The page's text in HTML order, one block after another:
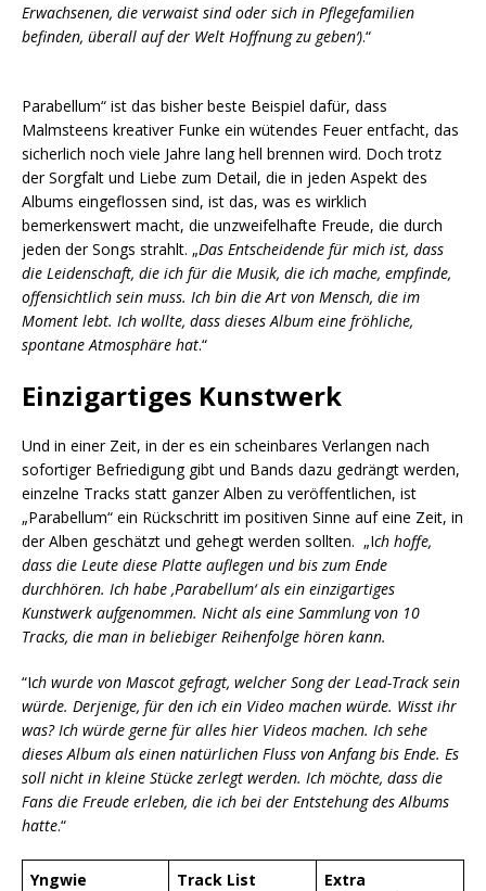
Erwachsenen, die verwaist sind oder sich in Pflegefamilien
befinden, überall auf der Welt Hoffnung zu geben‘).“
Parabellum“ ist das bisher beste Beispiel dafür, dass
Malmsteens kreativer Funke ein wütendes Feuer entfacht, das
sicherlich noch viele Jahre lang hell brennen wird. Doch trotz
der Sorgfalt und Liebe zum Detail, die in jeden Aspekt des
Albums eingeflossen sind, ist das, was es wirklich
bemerkenswert macht, die unzweifelhafte Freude, die durch
jeden der Songs strahlt. „Das Entscheidende für mich ist, dass
die Leidenschaft, die ich für die Musik, die ich mache, empfinde,
offensichtlich sein muss. Ich bin die Art von Mensch, die im
Moment lebt. Ich wollte, dass dieses Album eine fröhliche,
spontane Atmosphäre hat.“
Einzigartiges Kunstwerk
Und in einer Zeit, in der es ein scheinbares Verlangen nach
sofortiger Befriedigung gibt und Bands dazu gedrängt werden,
einzelne Tracks statt ganzer Alben zu veröffentlichen, ist
„Parabellum“ ein Rückschritt im positiven Sinne auf eine Zeit, in
der Alben geschätzt und gehegt werden sollten. „Ich hoffe,
dass die Leute diese Platte auflegen und bis zum Ende
durchhören. Ich habe ‚Parabellum‘ als ein einzigartiges
Kunstwerk aufgenommen. Nicht als eine Sammlung von 10
Tracks, die man in beliebiger Reihenfolge hören kann.
“Ich wurde von Mascot gefragt, welcher Song der Lead-Track sein
würde. Derjenige, für den ich ein Video machen würde. Wisst ihr
was? Ich würde gerne für alles hier Videos machen. Ich sehe
dieses Album als einen natürlichen Fluss von Anfang bis Ende. Es
soll nicht in kleine Stücke zerlegt werden. Ich möchte, dass die
Fans die Freude erleben, die ich bei der Entstehung des Albums
hatte.“
Yngwie
Track List
Extra